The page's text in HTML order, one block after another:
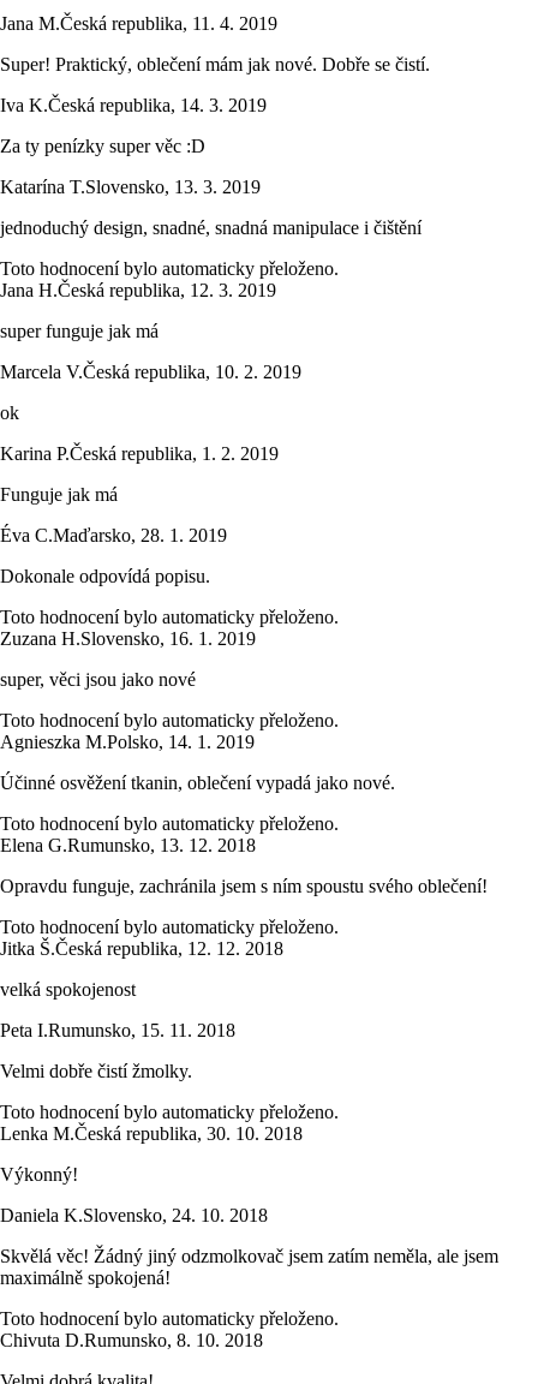
Jana M.Česká republika, 11. 4. 2019
Super! Praktický, oblečení mám jak nové. Dobře se čistí.
Iva K.Česká republika, 14. 3. 2019
Za ty penízky super věc :D
Katarína T.Slovensko, 13. 3. 2019
jednoduchý design, snadné, snadná manipulace i čištění
Toto hodnocení bylo automaticky přeloženo.
Jana H.Česká republika, 12. 3. 2019
super funguje jak má
Marcela V.Česká republika, 10. 2. 2019
ok
Karina P.Česká republika, 1. 2. 2019
Funguje jak má
Éva C.Maďarsko, 28. 1. 2019
Dokonale odpovídá popisu.
Toto hodnocení bylo automaticky přeloženo.
Zuzana H.Slovensko, 16. 1. 2019
super, věci jsou jako nové
Toto hodnocení bylo automaticky přeloženo.
Agnieszka M.Polsko, 14. 1. 2019
Účinné osvěžení tkanin, oblečení vypadá jako nové.
Toto hodnocení bylo automaticky přeloženo.
Elena G.Rumunsko, 13. 12. 2018
Opravdu funguje, zachránila jsem s ním spoustu svého oblečení!
Toto hodnocení bylo automaticky přeloženo.
Jitka Š.Česká republika, 12. 12. 2018
velká spokojenost
Peta I.Rumunsko, 15. 11. 2018
Velmi dobře čistí žmolky.
Toto hodnocení bylo automaticky přeloženo.
Lenka M.Česká republika, 30. 10. 2018
Výkonný!
Daniela K.Slovensko, 24. 10. 2018
Skvělá věc! Žádný jiný odzmolkovač jsem zatím neměla, ale jsem
maximálně spokojená!
Toto hodnocení bylo automaticky přeloženo.
Chivuta D.Rumunsko, 8. 10. 2018